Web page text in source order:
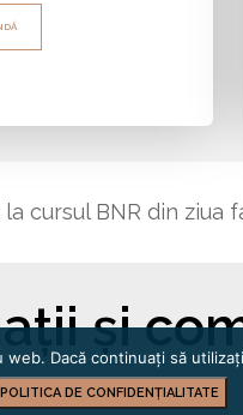
la cursul BNR din ziua
și
Dacă continuați să
POLITICA DE CONFIDENȚIALITATE